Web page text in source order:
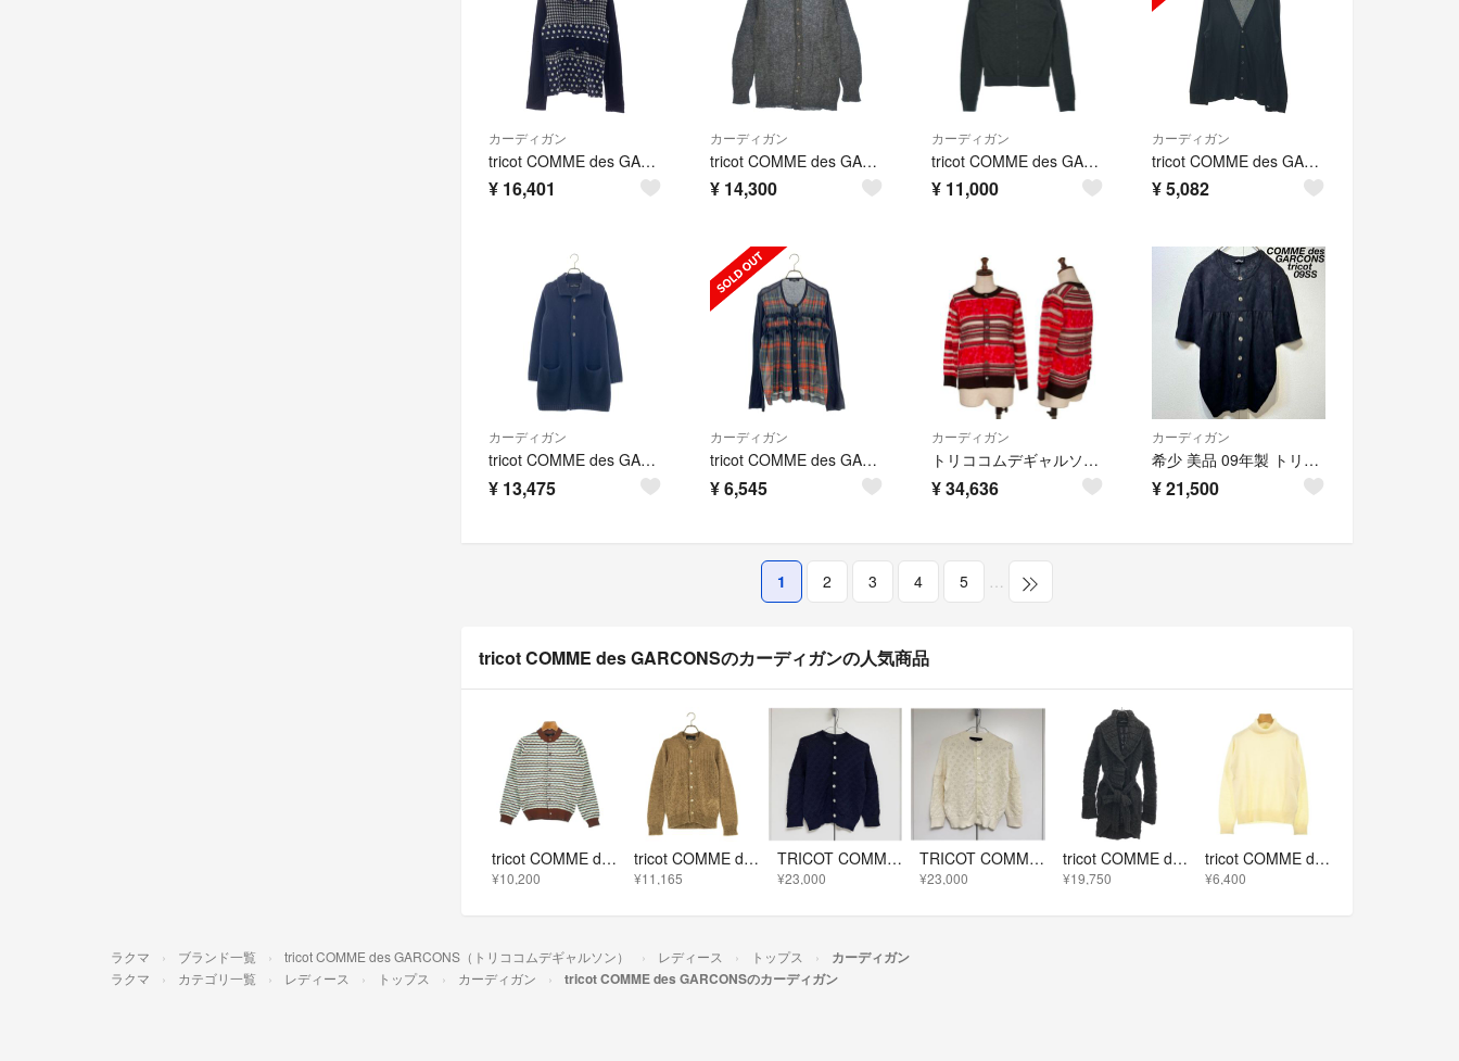
カーディガン
tricot COMME des GARCONS / トリココムデギャルソン | 2009AW | ウール 総柄 ドット フリル装飾 丸襟 ニット カーディガン | ブラック系 | レディース
¥ 16,401
カーディガン
tricot COMME des GARCONS カーディガン XL グレー 【古着】【中古】【送料無料】
¥ 14,300
カーディガン
tricot COMME des GARCONS カーディガン S 黒 【古着】【中古】【送料無料】
¥ 11,000
カーディガン
tricot COMME des GARCONS / トリココムデギャルソン | 2012SS | コットン Vネック カーディガン | M | ブラック | レディース
¥5,082
カーディガン
tricot COMME des GARCONS / トリココムデギャルソン | 2017AW | ウール カシミヤ ニット ロングカーディガン | ネイビー | レディース
¥ 13,475
カーディガン
tricot COMME des GARCONS / トリココムデギャルソン | 2011AW | チェック ギャザー クルーネック カーディガン | M | ブラック | レディース
¥6,545
カーディガン
トリココムデギャルソンtricot COMME des GARCONS ローズボーダー織りシアーカーディガン 赤黒M位
¥34,636
カーディガン
希少 美品 09年製 トリココムデギャルソン 花柄 ギャザー 半袖 カーディガン
¥21,500
1 2 3 4 5 …
tricot COMME des GARCONSのカーディガンの人気商品
tricot COMME des GARCONS カーディガン S 茶 【古着】【中古】【送料無料】
¥10,200
tricot COMME des GARCONS / トリココムデギャルソン | 2017AW | アルパカ クルーネックカーディガン | ブラウン | レディース
¥11,165
TRICOT COMME DES GARCONS レース ニット カーディガン
¥23,000
TRICOT COMME DES GARCONS レース ニット カーディガン
¥23,000
tricot COMME des GARCONS トリココムデギャルソン 2006AW セーフティピン ウールニットガウン カーディガン TR-N028 グレー
¥19,750
tricot COMME des GARCONS カーディガン M 白 【古着】【中古】【送料無料】
¥6,400
ラクマ ブランド一覧 tricot COMME des GARCONS（トリココムデギャルソン） レディース トップス カーディガン
ラクマ カテゴリ一覧 レディース トップス カーディガン tricot COMME des GARCONSのカーディガン